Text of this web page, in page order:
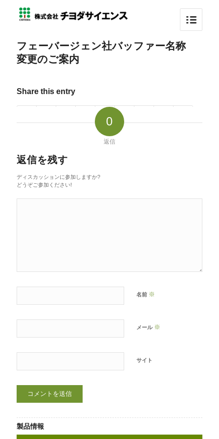
フェーバージェン社バッファー名称
変更のご案内
Share this entry
0
返信
返信を残す
ディスカッションに参加しますか?
どうぞご参加ください!
名前 ※
メール ※
サイト
製品情報